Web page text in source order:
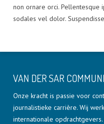
non ornare orci. Pellentesque
sodales vel dolor.
VAN DER SAR
Onze kracht is passie voor
journalistieke carrière. Wij
internationale